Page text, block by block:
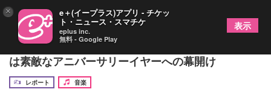
EGO-WRAPPIN’、恒例のホールツアーファイナル
は素敵なアニバーサリーイヤーへの幕開け
レポート
音楽
× e＋(イープラス)アプリ - チケッ
ト・ニュース・スマチケ
eplus inc.
無料 - Google Play
表示